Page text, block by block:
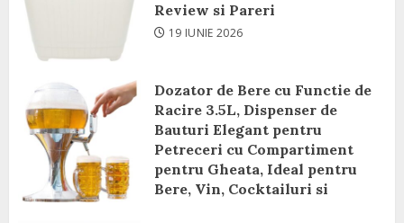
Review si Pareri
19 IUNIE 2026
Dozator de Bere cu Functie de
Racire 3.5L, Dispenser de
Bauturi Elegant pentru
Petreceri cu Compartiment
pentru Gheata, Ideal pentru
Bere, Vin, Cocktailuri si